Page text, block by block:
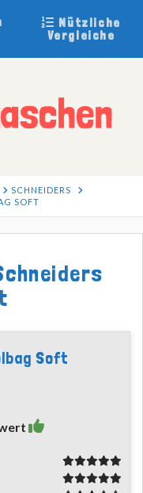
Nützliche
Vergleiche
SCHNEIDERS
SOFT
Soft